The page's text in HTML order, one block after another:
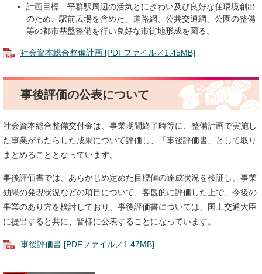
計画目標 平群駅周辺の活気とにぎわい及び良好な住環境創出
のため、駅前広場を含めた、道路網、公共交通網、公園の整備
等の都市基盤整備を行い良好な市街地形成を図る。​
社会資本総合整備計画 [PDFファイル／1.45MB]
事後評価の公表について
社会資本総合整備交付金は、事業期間終了時等に、整備計画で実施し
た事業がもたらした成果について評価し、「事後評価書」として取り
まとめることとなっています。
事後評価書では、あらかじめ定めた目標値の達成状況を検証し、事業
効果の発現状況などの項目について、客観的に評価した上で、今後の
事業のあり方を検討しており、事後評価書については、国土交通大臣
に提出すると共に、皆様に公表することになっています。
事後評価書 [PDFファイル／1.47MB]